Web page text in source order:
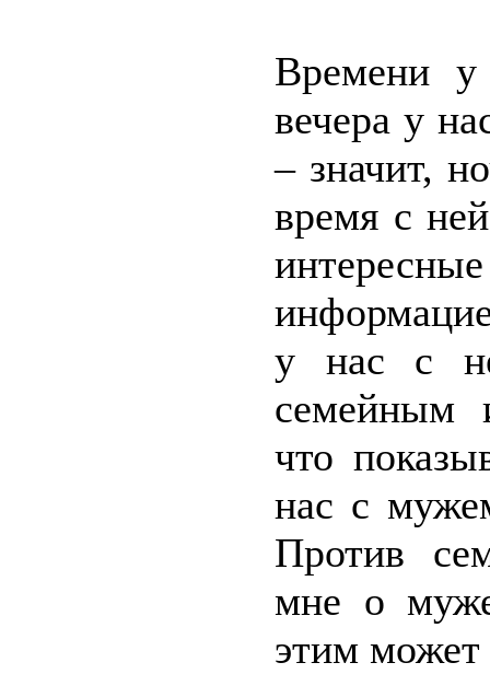
Времени
вечера у
– значит,
время с
у нас с
семейным
что
нас с
Против
мне о
этим может